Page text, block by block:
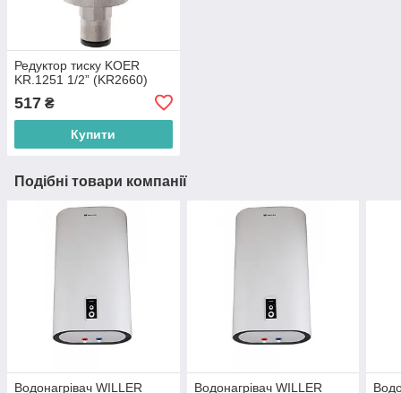
Редуктор тиску KOER
KR.1251 1/2” (KR2660)
517 ₴
Купити
Подібні товари компанії
Водонагрівач WILLER
Водонагрівач WILLER